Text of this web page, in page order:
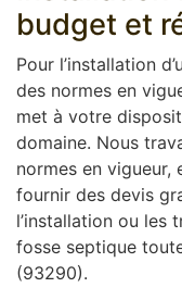
budget et
Pour l’installation
des normes en
met à votre
domaine. Nous
normes en vigueur,
fournir des devis
l’installation ou les
fosse septique
(93290).